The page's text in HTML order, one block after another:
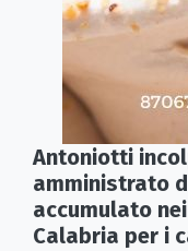
Antoniotti
amministrato
accumulato
Calabria per i